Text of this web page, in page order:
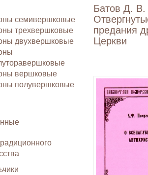
семивершковые
трехвершковые
двухвершковые
вершковые
полувершковые
Батов Д. В.
предания
Церкви